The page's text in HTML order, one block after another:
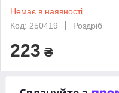
Немає в наявності
Код: 250419
Роздріб
223 ₴